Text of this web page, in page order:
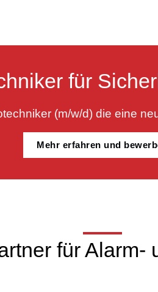
für
(m/w/d) die eine
Mehr erfahren und
für Alarm-